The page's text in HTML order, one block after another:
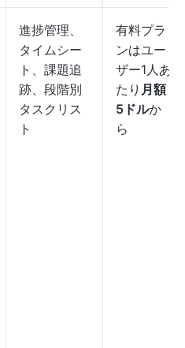
進捗管理、
タイムシー
ト、課題追
跡、段階別
タスクリス
ト
有料プラ
ンはユー
ザー1人あ
たり 月額
5ドルか
ら